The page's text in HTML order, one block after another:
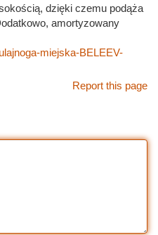
dzięki czemu podąża
amortyzowany
miejska-BELEEV-
Report this page